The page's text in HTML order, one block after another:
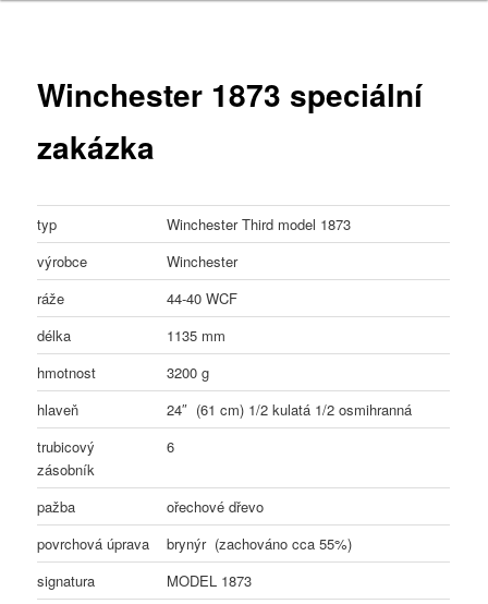
Winchester 1873 speciální
zakázka
typ
Winchester Third model 1873
výrobce
Winchester
ráže
44-40 WCF
délka
1135 mm
hmotnost
3200 g
hlaveň
24″ (61 cm) 1/2 kulatá 1/2 osmihranná
trubicový
zásobník
6
pažba
ořechové dřevo
povrchová úprava
brynýr (zachováno cca 55%)
signatura
MODEL 1873